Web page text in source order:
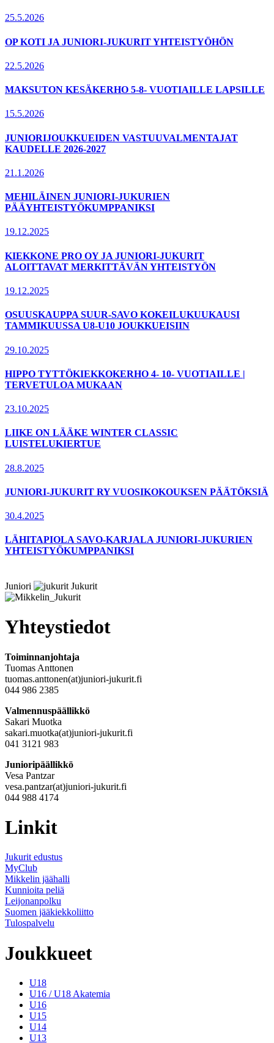
25.5.2026
OP KOTI JA JUNIORI-JUKURIT YHTEISTYÖHÖN
22.5.2026
MAKSUTON KESÄKERHO 5-8- VUOTIAILLE LAPSILLE
15.5.2026
JUNIORIJOUKKUEIDEN VASTUUVALMENTAJAT
KAUDELLE 2026-2027
21.1.2026
MEHILÄINEN JUNIORI-JUKURIEN
PÄÄYHTEISTYÖKUMPPANIKSI
19.12.2025
KIEKKONE PRO OY JA JUNIORI-JUKURIT
ALOITTAVAT MERKITTÄVÄN YHTEISTYÖN
19.12.2025
OSUUSKAUPPA SUUR-SAVO KOKEILUKUUKAUSI
TAMMIKUUSSA U8-U10 JOUKKUEISIIN
29.10.2025
HIPPO TYTTÖKIEKKOKERHO 4- 10- VUOTIAILLE |
TERVETULOA MUKAAN
23.10.2025
LIIKE ON LÄÄKE WINTER CLASSIC
LUISTELUKIERTUE
28.8.2025
JUNIORI-JUKURIT RY VUOSIKOKOUKSEN PÄÄTÖKSIÄ
30.4.2025
LÄHITAPIOLA SAVO-KARJALA JUNIORI-JUKURIEN
YHTEISTYÖKUMPPANIKSI
Juniori Jukurit
Yhteystiedot
Toiminnanjohtaja
Tuomas Anttonen
tuomas.anttonen(at)juniori-jukurit.fi
044 986 2385
Valmennuspäällikkö
Sakari Muotka
sakari.muotka(at)juniori-jukurit.fi
041 3121 983
Junioripäällikkö
Vesa Pantzar
vesa.pantzar(at)juniori-jukurit.fi
044 988 4174
Linkit
Jukurit edustus
MyClub
Mikkelin jäähalli
Kunnioita peliä
Leijonanpolku
Suomen jääkiekkoliitto
Tulospalvelu
Joukkueet
U18
U16 / U18 Akatemia
U16
U15
U14
U13